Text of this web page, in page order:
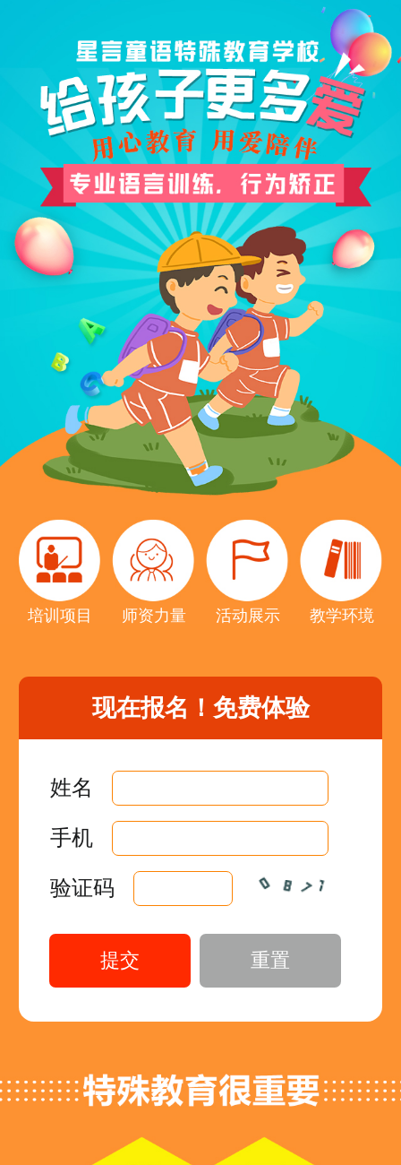
培训项目 师资力量 活动展示 教学环境
现在报名！ 免费体验
姓名
手机
验证码